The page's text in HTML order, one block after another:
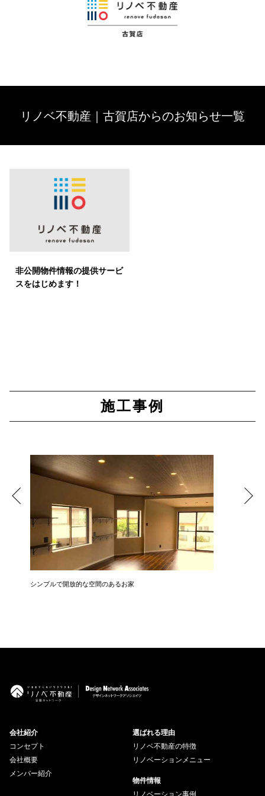
リノベ不動産｜古賀店からのお知らせ一覧
非公開物件情報の提供サービ
スをはじめます！
施工事例
シンプルで開放的な空間のあるお家
会社紹介
コンセプト
会社概要
メンバー紹介
選ばれる理由
リノベ不動産の特徴
リノベーションメニュー
物件情報
リノベーション事例